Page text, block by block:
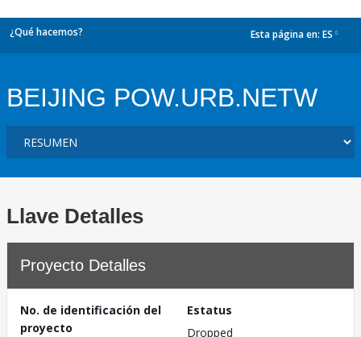
¿Qué hacemos? Esta página en: ES
BEIJING POW.URB.NETW
Llave Detalles
Proyecto Detalles
No. de identificación del
proyecto
Estatus
Dropped